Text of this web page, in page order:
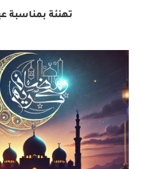
تهنئة بمناسبة عيد